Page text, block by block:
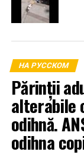
НА РУССКОМ
Părinții
alterabile
odihnă.
odihna